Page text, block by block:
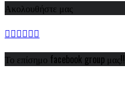
Ακολουθήστε μας
Το επίσημο facebook group μας!!